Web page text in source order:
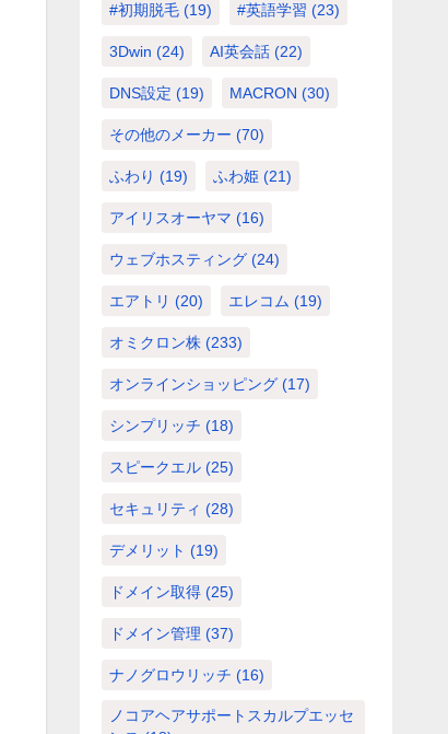
#初期脱毛(19) #英語学習 (23)
3Dwin (24) AI英会話(22)
DNS設定 (19) MACRON (30)
その他のメーカー (70)
ふわり (19) ふわ姫(21)
アイリスオーヤマ (16)
ウェブホスティング(24)
エアトリ (20) エレコム (19)
オミクロン株(233)
オンラインショッピング(17)
シンプリッチ (18)
スピークエル(25)
セキュリティ (28)
デメリット (19)
ドメイン取得(25)
ドメイン管理 (37)
ナノグロウリッチ (16)
ノコアヘアサポートスカルプエッセ